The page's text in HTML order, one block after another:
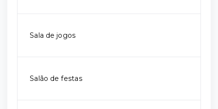
Sala de jogos
Salão de festas